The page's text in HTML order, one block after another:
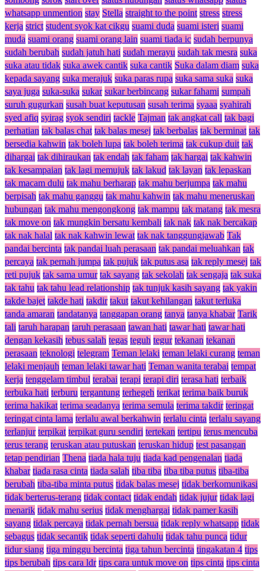
whatsapp unmention stay Stella straight to the point stress stress
kerja strict student syok kat cikgu suami duda suami isteri suami
muda suami orang suami orang lain suami tiada ic sudah berpunya
sudah berubah sudah jatuh hati sudah merayu sudah tak mesra suka
suka atau tidak suka awek cantik suka cantik Suka dalam diam suka
kepada sayang suka merajuk suka paras rupa suka sama suka suka
saya juga suka-suka sukar sukar berbincang sukar fahami sumpah
suruh gugurkan susah buat keputusan susah terima syaaa syahirah
syed afiq syirag syok sendiri tackle Tajman tak angkat call tak bagi
perhatian tak balas chat tak balas mesej tak berbalas tak berminat tak
bersedia kahwin tak boleh lupa tak boleh terima tak cukup duit tak
dihargai tak dihiraukan tak endah tak faham tak hargai tak kahwin
tak kesampaian tak lagi memujuk tak lakud tak layan tak lepaskan
tak macam dulu tak mahu berharap tak mahu berjumpa tak mahu
berpisah tak mahu ganggu tak mahu kahwin tak mahu meneruskan
hubungan tak mahu mengongkong tak mampu tak matang tak mesra
tak move on tak mungkin bersatu kembali tak nak tak nak bercakap
tak nak halal tak nak kahwin lewat tak nak tanggungjawab Tak
pandai bercinta tak pandai luah perasaan tak pandai meluahkan tak
percaya tak pernah jumpa tak pujuk tak putus asa tak reply mesej tak
reti pujuk tak sama umur tak sayang tak sekolah tak sengaja tak suka
tak tahu tak tahu lead relationship tak tunjuk kasih sayang tak yakin
takde bajet takde hati takdir takut takut kehilangan takut terluka
tanda amaran tandatanya tanggapan orang tanya tanya khabar Tarik
tali taruh harapan taruh perasaan tawan hati tawar hati tawar hati
dengan kekasih tebus salah tegas teguh tegur tekanan tekanan
perasaan teknologi telegram Teman lelaki teman lelaki curang teman
lelaki menjauh teman lelaki tawar hati Teman wanita terabai tempat
kerja tenggelam timbul terabai terapi terapi diri terasa hati terbaik
terbuka hati terburu tergantung terhegeh terikat terima baik buruk
terima hakikat terima seadanya terima semula terima takdir teringat
teringat cinta lama terlalu awal berkahwin terlalu cinta terlalu sayang
terlanjur terpikat terpikat guru sendiri tertekan tertipu terus mencuba
terus terang teruskan atau putuskan teruskan hidup test pasangan
tetap pendirian Thena tiada hala tuju tiada kad pengenalan tiada
khabar tiada rasa cinta tiada salah tiba tiba tiba tiba putus tiba-tiba
berubah tiba-tiba minta putus tidak balas mesej tidak berkomunikasi
tidak berterus-terang tidak contact tidak endah tidak jujur tidak lagi
menarik tidak mahu serius tidak menghargai tidak pamer kasih
sayang tidak percaya tidak pernah bersua tidak reply whatsapp tidak
sebagus tidak secantik tidak seperti dahulu tidak tahu punca tidur
tidur siang tiga minggu bercinta tiga tahun bercinta tingakatan 4 tips
tips berubah tips cara ldr tips cara untuk move on tips cinta tips cinta